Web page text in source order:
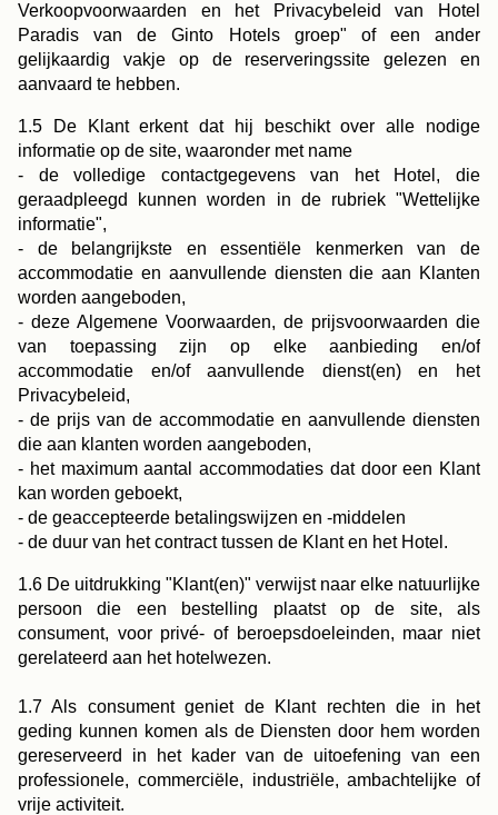
Verkoopvoorwaarden en het Privacybeleid van Hotel
Paradis van de Ginto Hotels groep" of een ander
gelijkaardig vakje op de reserveringssite gelezen en
aanvaard te hebben.
1.5 De Klant erkent dat hij beschikt over alle nodige
informatie op de site, waaronder met name
- de volledige contactgegevens van het Hotel, die
geraadpleegd kunnen worden in de rubriek "Wettelijke
informatie",
- de belangrijkste en essentiële kenmerken van de
accommodatie en aanvullende diensten die aan Klanten
worden aangeboden,
- deze Algemene Voorwaarden, de prijsvoorwaarden die
van toepassing zijn op elke aanbieding en/of
accommodatie en/of aanvullende dienst(en) en het
Privacybeleid,
- de prijs van de accommodatie en aanvullende diensten
die aan klanten worden aangeboden,
- het maximum aantal accommodaties dat door een Klant
kan worden geboekt,
- de geaccepteerde betalingswijzen en -middelen
- de duur van het contract tussen de Klant en het Hotel.
1.6 De uitdrukking "Klant(en)" verwijst naar elke natuurlijke
persoon die een bestelling plaatst op de site, als
consument, voor privé- of beroepsdoeleinden, maar niet
gerelateerd aan het hotelwezen.
1.7 Als consument geniet de Klant rechten die in het
geding kunnen komen als de Diensten door hem worden
gereserveerd in het kader van de uitoefening van een
professionele, commerciële, industriële, ambachtelijke of
vrije activiteit.